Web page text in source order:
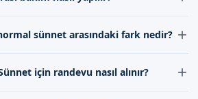
ile yapılmalıdır.
sünnet arasındaki fark nedir?
ise daha invaziv bir süreçtir.
için randevu nasıl alınır?